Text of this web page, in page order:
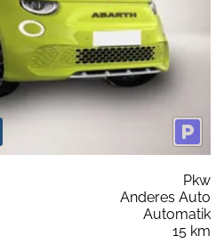
Pkw
Anderes Auto
Automatik
15 km